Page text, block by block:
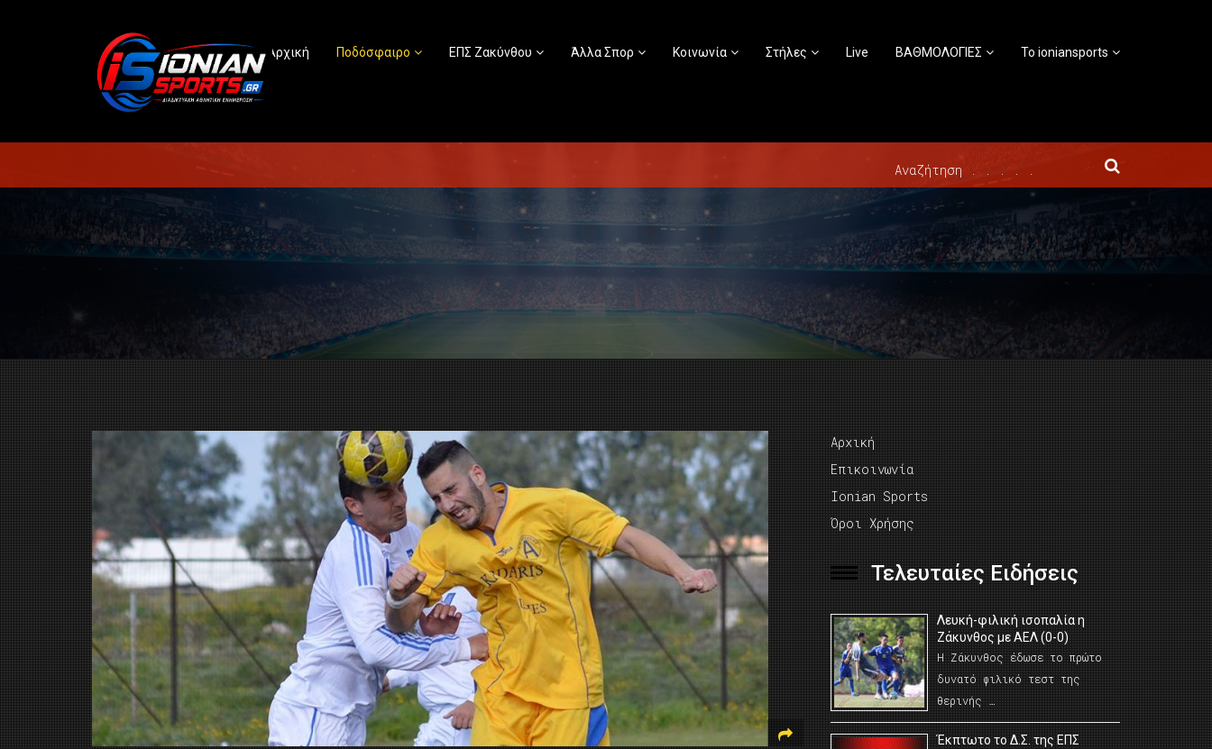
Αρχική Ποδόσφαιρο ΕΠΣ Ζακύνθου Άλλα Σπορ Κοινωνία Στήλες Live ΒΑΘΜΟΛΟΓΙΕΣ Το ioniansports
Αρχική
Επικοινωνία
Ionian Sports
Όροι Χρήσης
Τελευταίες Ειδήσεις
Λευκή-φιλική ισοπαλία η
Ζάκυνθος με ΑΕΛ (0-0)
Η Ζάκυνθος έδωσε το πρώτο
δυνατό φιλικό τεστ της
θερινής …
Έκπτωτο το Δ.Σ. της ΕΠΣ